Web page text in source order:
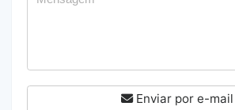
Enviar por e-mail